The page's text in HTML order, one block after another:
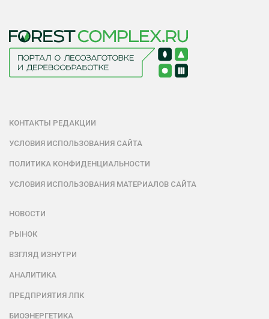
КОНТАКТЫ РЕДАКЦИИ
УСЛОВИЯ ИСПОЛЬЗОВАНИЯ САЙТА
ПОЛИТИКА КОНФИДЕНЦИАЛЬНОСТИ
УСЛОВИЯ ИСПОЛЬЗОВАНИЯ МАТЕРИАЛОВ САЙТА
НОВОСТИ
РЫНОК
ВЗГЛЯД ИЗНУТРИ
АНАЛИТИКА
ПРЕДПРИЯТИЯ ЛПК
БИОЭНЕРГЕТИКА